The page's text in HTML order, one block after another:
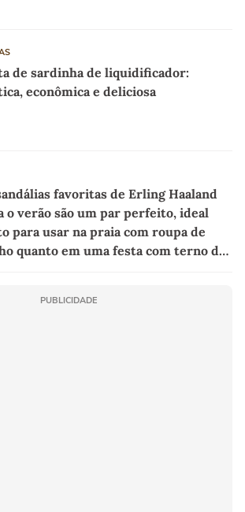
de sardinha de liquidificador:
econômica e deliciosa
favoritas de Erling Haaland
o verão são um par perfeito, ideal
para usar na praia com roupa de
quanto em uma festa com terno de
PUBLICIDADE